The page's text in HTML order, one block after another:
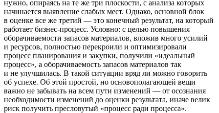
нужно, опираясь на те же три плоскости, с анализа которых
начинается выявление слабых мест. Однако, основной блок
в оценке все же третий — это конечный результат, на который
работает бизнес-процесс. Условно: с целью повышения
оборачиваемости запасов материалов, вложив много усилий
и ресурсов, полностью перекроили и оптимизировали
процесс планирования и закупки, получили «идеальный
процесс», а оборачиваемость запасов материалов так
и не улучшилась. В такой ситуации вряд ли можно говорить
об успехе. Об этой простой, но основополагающей вещи
важно не забывать на всем пути изменений — от осознания
необходимости изменений до оценки результата, иначе велик
риск получить пресловутый «процесс ради процесса».